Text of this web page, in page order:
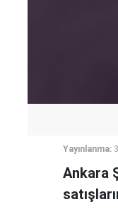
Yayınlanma:
Ankara